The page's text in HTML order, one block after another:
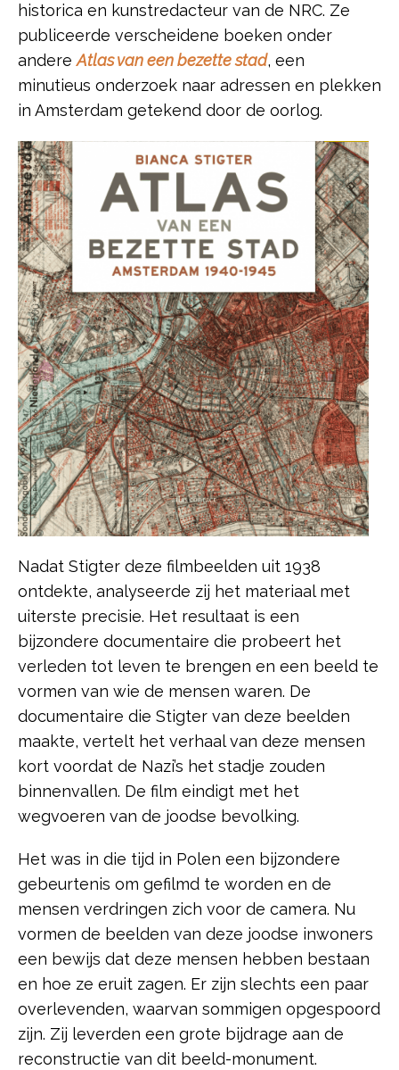
historica en kunstredacteur van de NRC. Ze
publiceerde verscheidene boeken onder
andereAtlas van een bezette stad, een
minutieus onderzoek naar adressen en plekken
in Amsterdam getekend door de oorlog.
Nadat Stigter deze filmbeelden uit 1938
ontdekte, analyseerde zij het materiaal met
uiterste precisie. Het resultaat is een
bijzondere documentaire die probeert het
verleden tot leven te brengen en een beeld te
vormen van wie de mensen waren. De
documentaire die Stigter van deze beelden
maakte, vertelt het verhaal van deze mensen
kort voordat de Nazi’s het stadje zouden
binnenvallen. De film eindigt met het
wegvoeren van de joodse bevolking.
Het was in die tijd in Polen een bijzondere
gebeurtenis om gefilmd te worden en de
mensen verdringen zich voor de camera. Nu
vormen de beelden van deze joodse inwoners
een bewijs dat deze mensen hebben bestaan
en hoe ze eruit zagen. Er zijn slechts een paar
overlevenden, waarvan sommigen opgespoord
zijn. Zij leverden een grote bijdrage aan de
reconstructie van dit beeld-monument.